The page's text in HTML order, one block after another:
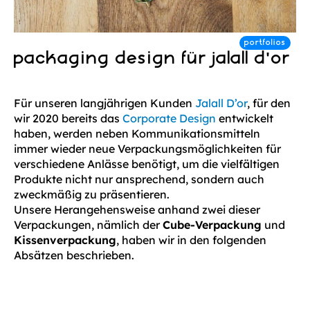
packaging design für jalall d’or
Für unseren langjährigen Kunden Jalall D’or, für den
wir 2020 bereits das Corporate Design entwickelt
haben, werden neben Kommunikationsmitteln
immer wieder neue Verpackungsmöglichkeiten für
verschiedene Anlässe benötigt, um die vielfältigen
Produkte nicht nur ansprechend, sondern auch
zweckmäßig zu präsentieren.
Unsere Herangehensweise anhand zwei dieser
Verpackungen, nämlich derCube-Verpackung und
Kissenverpackung, haben wir in den folgenden
Absätzen beschrieben.